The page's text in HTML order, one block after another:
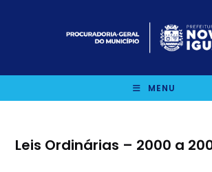
MENU
Leis Ordinárias – 2000 a